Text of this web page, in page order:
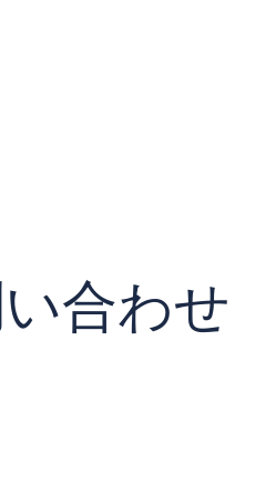
合わせ